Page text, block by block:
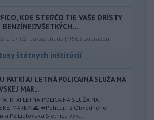
KDE STE⁉️ČO TIE VAŠE DRÍSTY
BENZÍNE⁉️VŠETKÝCH...
17:02 |Jakab Július | 9663 zobrazení
štátnych inštitúcií
PATRÍ AJ LETNÁ POLICAJNÁ SLUŽA NA
MAR...
AJ LETNÁ POLICAJNÁ SLUŽA NA
MARE🌞🌊 ➡Policajti z Obvodného
PZ Liptovská Sielnica vyk...